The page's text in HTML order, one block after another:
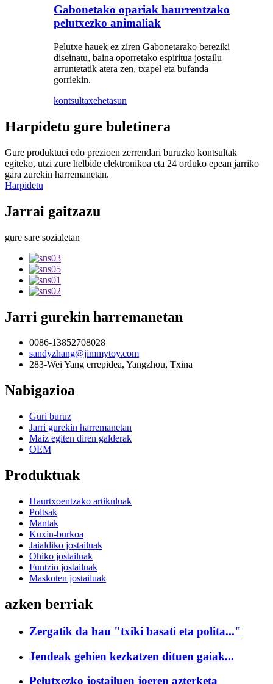
Gabonetako opariak haurrentzako
pelutxezko animaliak
Pelutxe hauek ez ziren Gabonetarako bereziki
diseinatu, baina oporretako espiritua jostailu
arruntetatik atera zen, txapel eta bufanda
gorriekin.
kontsultaxehetasun
Harpidetu gure buletinera
Gure produktuei edo prezioen zerrendari buruzko kontsultak
egiteko, utzi zure helbide elektronikoa eta 24 orduko epean jarriko
gara zurekin harremanetan.
Harpidetu
Jarrai gaitzazu
gure sare sozialetan
Jarri gurekin harremanetan
0086-13852708028
sandyzhang@jimmytoy.com
283-Wei Yang errepidea, Yangzhou, Txina
Nabigazioa
Guri buruz
Jarri gurekin harremanetan
Maiz egiten diren galderak
OEM
Produktuak
Haurtxoentzako artikuluak
Poltsak
Mantak
Kuxin-burkoa
Jaialdiko jostailuak
Ohiko jostailuak
Funtzio jostailuak
Maskoten jostailuak
azken berriak
Zergatik da hau "txiki basati eta polita..."
Jendeak gehien kezkatzen dituen gaiak...
Pelutxezko jostailuen joeren azterketa